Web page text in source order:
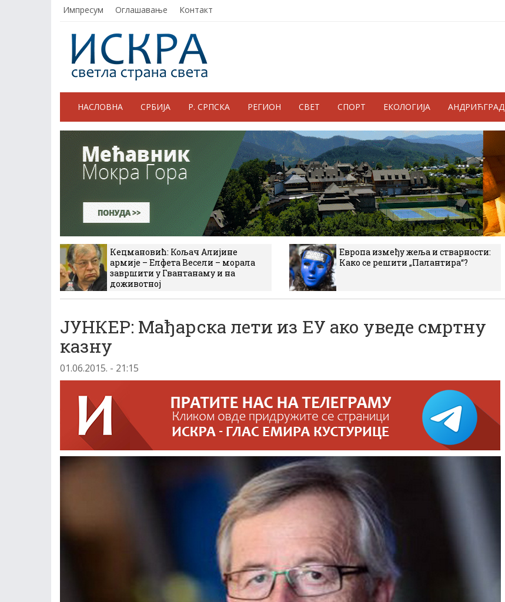
Импресум Оглашавање Контакт
НАСЛОВНА СРБИЈА Р. СРПСКА РЕГИОН СВЕТ СПОРТ ЕКОЛОГИЈА АНДРИЋГРАД
Кецмановић: Кољач Алијине
армије – Елфета Весели – морала
завршити у Гвантанаму и на
доживотној
Европа између жеља и стварности:
Како се решити „Палантира“?
ЈУНКЕР: Мађарска лети из ЕУ ако уведе смртну
казну
01.06.2015. - 21:15